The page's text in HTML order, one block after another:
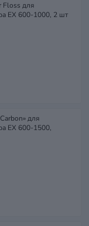
Floss для
EX 600-1000, 2 шт
для
EX 600-1500,